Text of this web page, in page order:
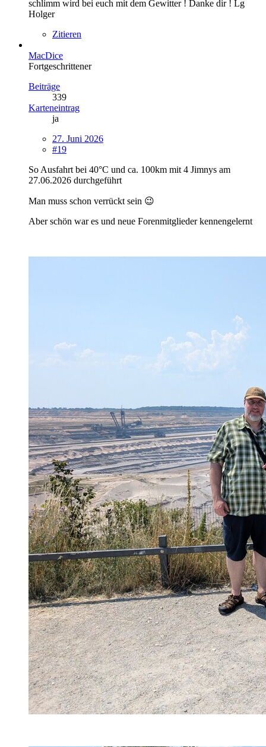
schlimm wird bei euch mit dem Gewitter ! Danke dir ! Lg
Holger
Zitieren
MacDice
Fortgeschrittener
Beiträge
339
Karteneintrag
ja
27. Juni 2026
#19
So Ausfahrt bei 40°C und ca. 100km mit 4 Jimnys am
27.06.2026 durchgeführt
Man muss schon verrückt sein 😉
Aber schön war es und neue Forenmitglieder kennengelernt